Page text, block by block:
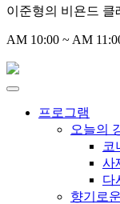
이준형의 비욘드 클
AM 10:00 ~ AM
프로그램
오늘의
코
사
다
향기로